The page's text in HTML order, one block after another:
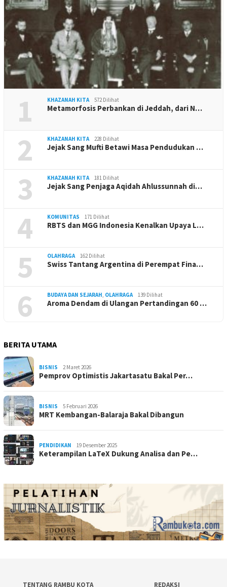
1 KHAZANAH KITA 572 Dilihat
Metamorfosis Perbankan di Jeddah, dari N…
2 KHAZANAH KITA 228 Dilihat
Jejak Sang Mufti Betawi Masa Pendudukan …
3 KHAZANAH KITA 181 Dilihat
Jejak Sang Penjaga Aqidah Ahlussunnah di…
4 KOMUNITAS 171 Dilihat
RBTS dan MGG Indonesia Kenalkan Upaya L…
5 OLAHRAGA 162 Dilihat
Swiss Tantang Argentina di Perempat Fina…
6 BUDAYA DAN SEJARAH, OLAHRAGA 139 Dilihat
Aroma Dendam di Ulangan Pertandingan 60 …
BERITA UTAMA
BISNIS 2 Maret 2026
Pemprov Optimistis Jakartasatu Bakal Per…
BISNIS 5 Februari 2026
MRT Kembangan-Balaraja Bakal Dibangun
PENDIDIKAN 19 Desember 2025
Keterampilan LaTeX Dukung Analisa dan Pe…
TENTANG RAMBU KOTA REDAKSI